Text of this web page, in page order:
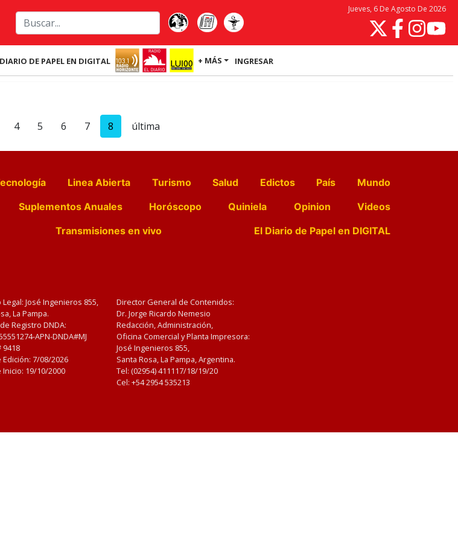
Jueves, 6 De Agosto De 2026
DE PAPEL EN DIGITAL + MÁS INGRESAR
4 5 6 7 8 última
Linea Abierta Turismo Salud Edictos País
Mundo
Suplementos Anuales Horóscopo Quiniela Opinion
Videos
Transmisiones en vivo El Diario de Papel en DIGITAL
Legal: José Ingenieros 855,
La Pampa.
Registro DNDA:
APN-DNDA#MJ
9418
Edición: 7/08/2026
Inicio: 19/10/2000
Director General de Contenidos:
Dr. Jorge Ricardo Nemesio
Redacción, Administración,
Oficina Comercial y Planta Impresora:
José Ingenieros 855,
Santa Rosa, La Pampa, Argentina.
Tel: (02954) 411117/18/19/20
Cel: +54 2954 535213